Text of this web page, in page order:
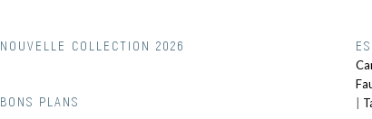
NOUVELLE COLLECTION 2026
BONS PLANS
|